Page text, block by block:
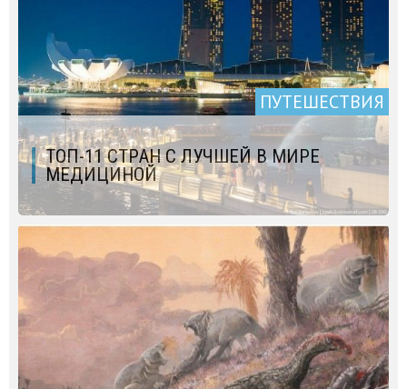
ПУТЕШЕСТВИЯ
ТОП-11 СТРАН С ЛУЧШЕЙ В МИРЕ
МЕДИЦИНОЙ